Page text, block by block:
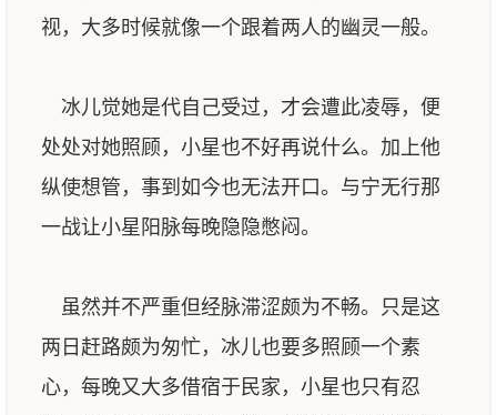
视，大多时候就像一个跟着两人的幽灵一般。
冰儿觉她是代自己受过，才会遭此凌辱，便
处处对她照顾，小星也不好再说什么。加上他
纵使想管，事到如今也无法开口。与宁无行那
一战让小星阳脉每晚隐隐憋闷。
虽然并不严重但经脉滞涩颇为不畅。只是这
两日赶路颇为匆忙，冰儿也要多照顾一个素
心，每晚又大多借宿于民家，小星也只有忍